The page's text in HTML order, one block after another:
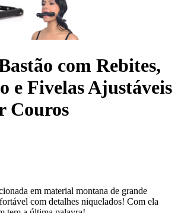
com Rebites,
e Fivelas Ajustáveis
Couros
em material montana de grande
com detalhes niquelados! Com ela